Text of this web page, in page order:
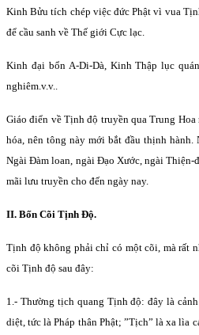
Kinh Bửu tích chép việc đức Phật vì vua
để cầu sanh về Thế giới Cực lạc.
Kinh đại bổn A-Di-Dà, Kinh Thập lục
nghiêm.v.v..
Giáo điển về Tịnh độ truyền qua Trung
hóa, nên tông này mới bắt đầu thịnh
Ngài Ðàm loan, ngài Ðạo Xước, ngài Thiện-
mãi lưu truyền cho đến ngày nay.
II. Bốn Cõi Tịnh Ðộ.
Tịnh độ không phải chỉ có một cõi, mà rất
cõi Tịnh độ sau đây:
1.- Thường tịch quang Tịnh độ: đây là
diệt, tức là Pháp thân Phật; ”Tịch” là xa lìa